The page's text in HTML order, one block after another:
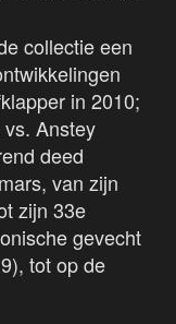
collectie een
in 2010;
Anstey
deed
van zijn
zijn 33e
gevecht
tot op de